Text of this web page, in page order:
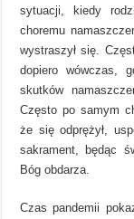
sytuacji, kiedy
choremu
wystraszył się.
dopiero wówczas,
skutków
Często po samym
że się odprężył,
sakrament, będąc
Bóg obdarza.
Czas pandemii